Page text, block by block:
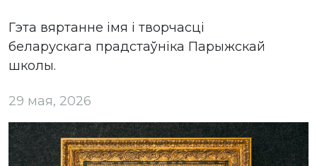
Гэта вяртанне імя і творчасці
беларускага прадстаўніка Парыжскай
школы.
29 мая, 2026